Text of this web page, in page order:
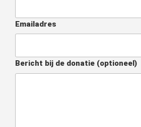
Emailadres
Bericht bij de donatie (optioneel)